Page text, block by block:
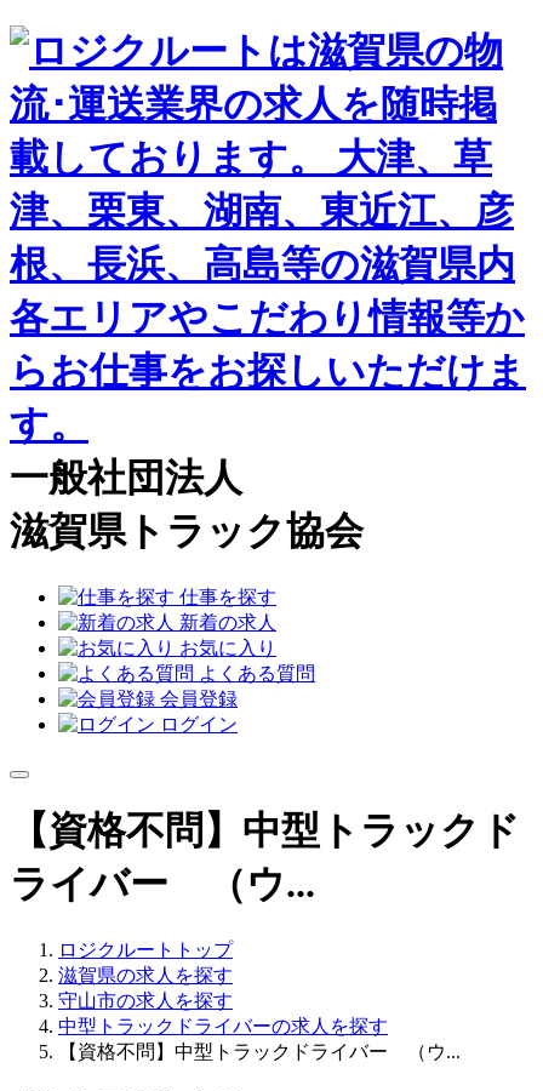
一般社団法人
滋賀県トラック協会
仕事を探す
新着の求人
お気に入り
よくある質問
会員登録
ログイン
【資格不問】中型トラックド
ライバー （ウ...
ロジクルートトップ
滋賀県の求人を探す
守山市の求人を探す
中型トラックドライバーの求人を探す
【資格不問】中型トラックドライバー （ウ...